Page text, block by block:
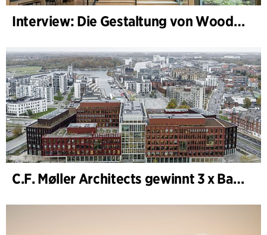
Interview: Die Gestaltung von WoodHub — Dänemarks größtes Holzgebäude
C.F. Møller Architects gewinnt 3 x Bauwerk des Jahres (Årets Byggeri) 2025